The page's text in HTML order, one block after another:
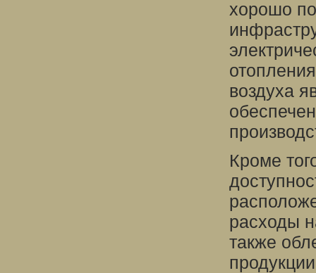
хорошо
воздуха
Кроме
расходы
также